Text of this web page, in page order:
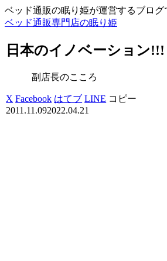
ベッド通販の眠り姫が運営するブログ
ベッド通販専門店の眠り姫
日本のイノベーション!!!
副店長のこころ
X Facebook はてブ LINE コピー
2011.11.092022.04.21